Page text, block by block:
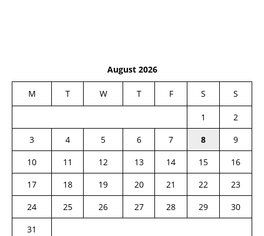
August 2026
M T W T F S S
1
2
3
4 5 6 7 8
9
10
11 12 13 14 15
16
17
18 19 20 21 22
23
24
25 26 27 28 29
30
31